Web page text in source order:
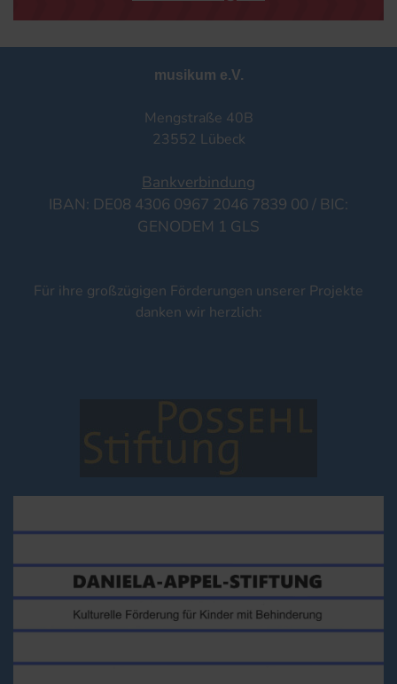
musikum e.V.
Mengstraße 40B
23552 Lübeck
Bankverbindung
IBAN: DE08 4306 0967 2046 7839 00 / BIC:
GENODEM 1 GLS
Für ihre großzügigen Förderungen unserer Projekte
danken wir herzlich: